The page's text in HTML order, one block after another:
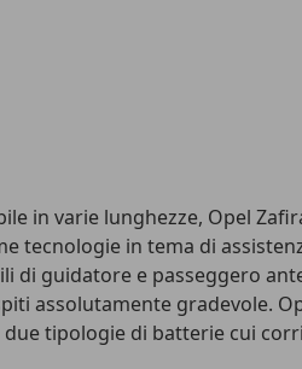
in varie lunghezze, Opel
tecnologie in tema di
di guidatore e passeggero
assolutamente gradevole.
tipologie di batterie cui